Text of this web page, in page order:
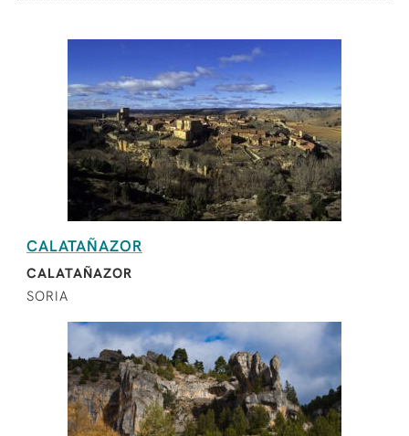
CALATAÑAZOR
CALATAÑAZOR
SORIA